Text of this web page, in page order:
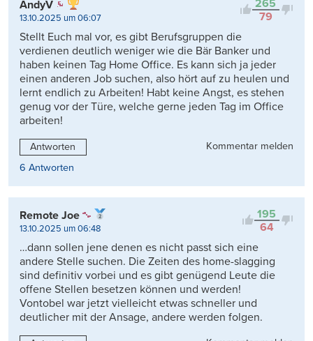
265
79
AndyV
13.10.2025 um 06:07
Stellt Euch mal vor, es gibt Berufsgruppen die
verdienen deutlich weniger wie die Bär Banker und
haben keinen Tag Home Office. Es kann sich ja jeder
einen anderen Job suchen, also hört auf zu heulen und
lernt endlich zu Arbeiten! Habt keine Angst, es stehen
genug vor der Türe, welche gerne jeden Tag im Office
arbeiten!
Antworten
Kommentar melden
6 Antworten
195
64
Remote Joe
13.10.2025 um 06:48
…dann sollen jene denen es nicht passt sich eine
andere Stelle suchen. Die Zeiten des home-slagging
sind definitiv vorbei und es gibt genügend Leute die
offene Stellen besetzen können und werden!
Vontobel war jetzt vielleicht etwas schneller und
deutlicher mit der Ansage, andere werden folgen.